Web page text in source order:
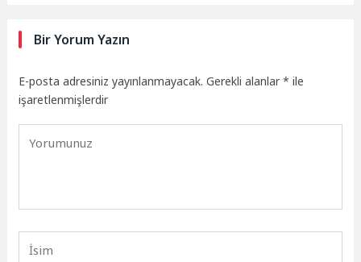
Bir Yorum Yazın
E-posta adresiniz yayınlanmayacak. Gerekli alanlar* ile
işaretlenmişlerdir